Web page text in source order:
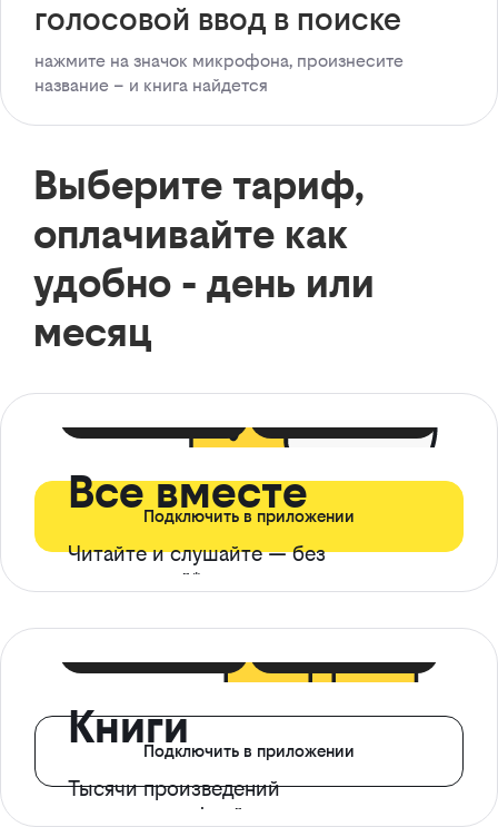
голосовой ввод в поиске
нажмите на значок микрофона, произнесите
название – и книга найдется
Выберите тариф,
оплачивайте как
удобно - день или
месяц
Все вместе
Читайте и слушайте — без
ограничений*
Подключить в приложении
Книги
Тысячи произведений
с доступом офлайн
Подключить в приложении